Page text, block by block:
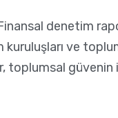
denetim
ve
toplumsal